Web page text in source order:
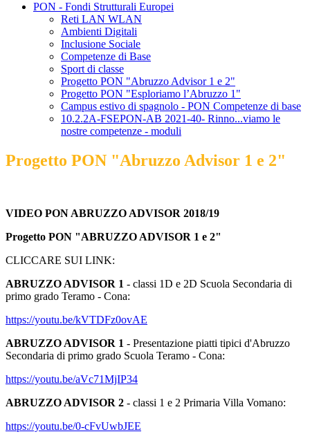
PON - Fondi Strutturali Europei
Reti LAN WLAN
Ambienti Digitali
Inclusione Sociale
Competenze di Base
Sport di classe
Progetto PON "Abruzzo Advisor 1 e 2"
Progetto PON "Esploriamo l’Abruzzo 1"
Campus estivo di spagnolo - PON Competenze di base
10.2.2A-FSEPON-AB 2021-40- Rinno...viamo le
nostre competenze - moduli
Progetto PON "Abruzzo Advisor 1 e 2"
VIDEO PON ABRUZZO ADVISOR 2018/19
Progetto PON "ABRUZZO ADVISOR 1 e 2"
CLICCARE SUI LINK:
ABRUZZO ADVISOR 1 - classi 1D e 2D Scuola Secondaria di
primo grado Teramo - Cona:
https://youtu.be/kVTDFz0ovAE
ABRUZZO ADVISOR 1 - Presentazione piatti tipici d'Abruzzo
Secondaria di primo grado Scuola Teramo - Cona:
https://youtu.be/aVc71MjIP34
ABRUZZO ADVISOR 2 - classi 1 e 2 Primaria Villa Vomano:
https://youtu.be/0-cFvUwbJEE